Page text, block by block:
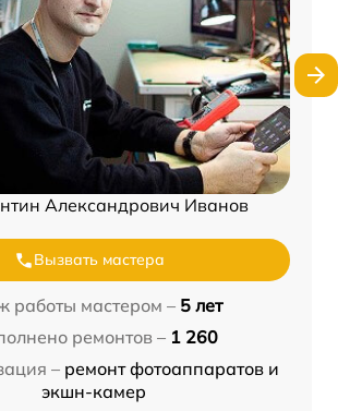
Александрович Иванов
Вызвать мастера
работы мастером – 5 лет
ремонтов – 1 260
– ремонт фотоаппаратов и
экшн-камер